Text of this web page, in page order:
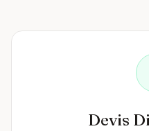
Devis